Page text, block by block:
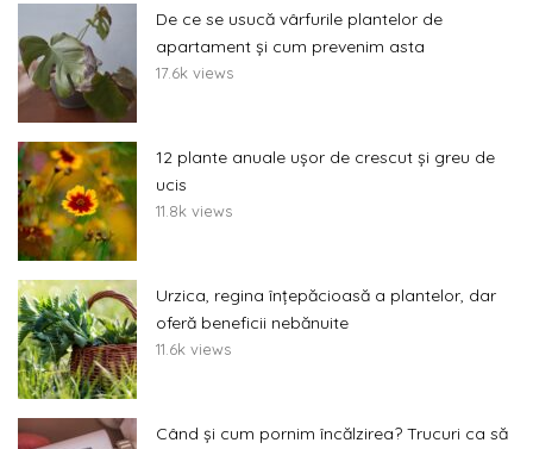
De ce se usucă vârfurile plantelor de
apartament și cum prevenim asta
17.6k views
12 plante anuale ușor de crescut și greu de
ucis
11.8k views
Urzica, regina înțepăcioasă a plantelor, dar
oferă beneficii nebănuite
11.6k views
Când și cum pornim încălzirea? Trucuri ca să